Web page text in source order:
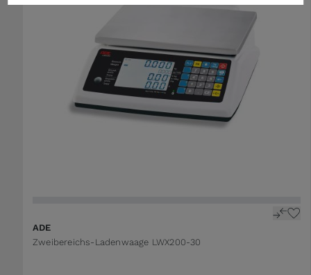
ADE
Zweibereichs-Ladenwaage LWX200-30
The price depends on the options chosen on the